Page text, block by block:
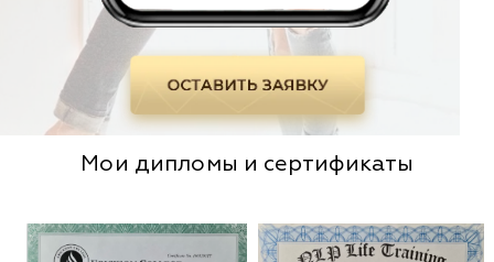
Мои дипломы и сертификаты